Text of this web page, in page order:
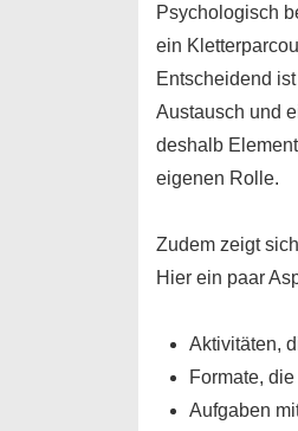
Psychologisch
ein
Entscheidend
Austausch und
deshalb
eigenen Rolle.
Zudem zeigt
Hier ein paar
Aktivitäten,
Formate,
Aufgaben